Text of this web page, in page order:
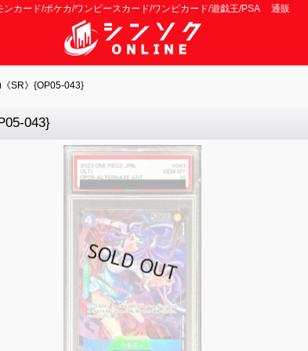
ンカード/ポケカ/ワンピースカード/ワンピカード/遊戯王/PSA 通販
《SR》{OP05-043}
043}